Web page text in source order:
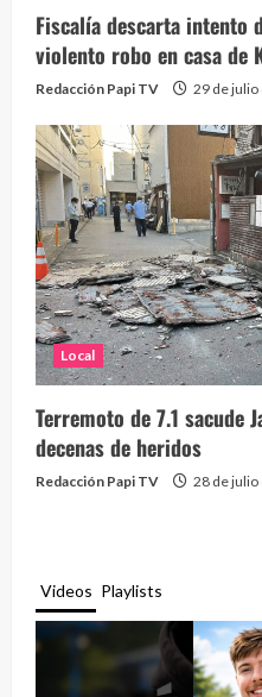
Fiscalía descarta intento
violento robo en casa de
Redacción Papi TV 29 de julio
Local
Terremoto de 7.1 sacude
decenas de heridos
Redacción Papi TV 28 de julio
Videos Playlists